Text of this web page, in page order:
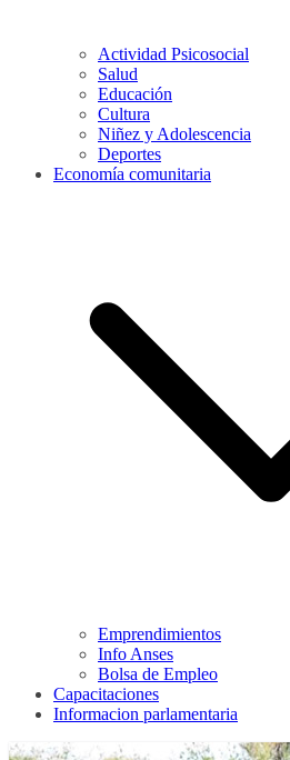
Actividad Psicosocial
Salud
Educación
Cultura
Niñez y Adolescencia
Deportes
Economía comunitaria
Emprendimientos
Info Anses
Bolsa de Empleo
Capacitaciones
Informacion parlamentaria